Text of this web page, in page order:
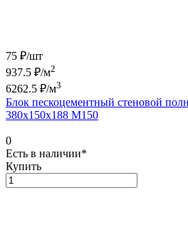
75 ₽/шт
937.5 ₽/м2
6262.5 ₽/м3
Блок пескоцементный стеновой
380х150х188 М150
0
Есть в наличии*
Купить